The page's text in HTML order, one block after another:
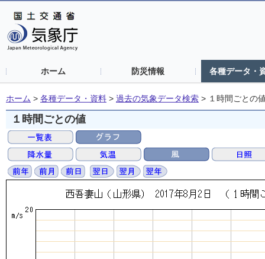
ホーム 防災情報 各種データ・
ホーム > 各種データ・資料 > 過去の気象データ検索 > １時間ごとの
１時間ごとの値